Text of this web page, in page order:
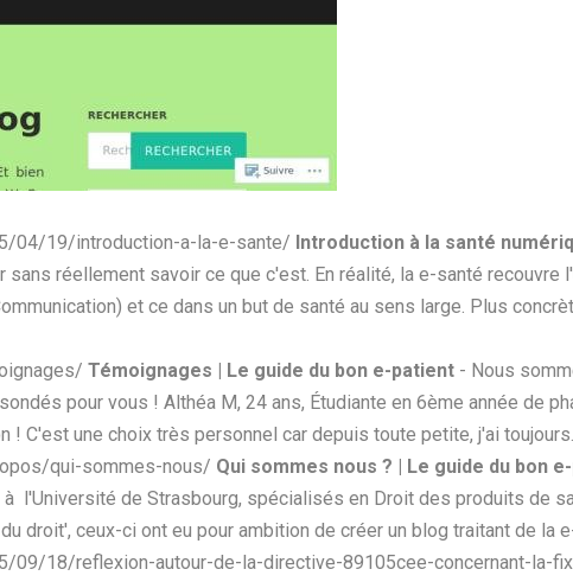
04/19/introduction-a-la-e-sante/ Introduction à la santé
réellement savoir ce que c'est. En réalité, la e-santé recouvre
et ce dans un but de santé au sens large. Plus
Témoignages | Le guide du bon e-patient - Nous
pour vous ! Althéa M, 24 ans, Étudiante en 6ème année de
! C'est une choix très personnel car depuis toute petite, j'ai
qui-sommes-nous/ Qui sommes nous ? | Le guide du bon
l'Université de Strasbourg, spécialisés en Droit des produits de
droit', ceux-ci ont eu pour ambition de créer un blog traitant de la
18/reflexion-autour-de-la-directive-89105cee-concernant-la-